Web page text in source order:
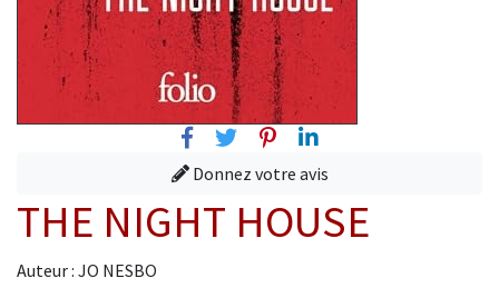
FacebookTwitterPinterest
Linkedin
Donnez votre avis
THE NIGHT HOUSE
Auteur : JO NESBO